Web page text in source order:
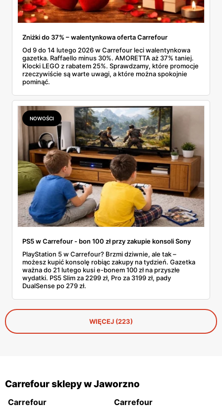
się usprawniać również swoje usługi informatyczne,
wymianę informacji itp.
Zniżki do 37% – walentynkowa oferta Carrefour
Od 9 do 14 lutego 2026 w Carrefour leci walentynkowa
gazetka. Raffaello minus 30%. AMORETTA aż 37% taniej.
Klocki LEGO z rabatem 25%. Sprawdzamy, które promocje
rzeczywiście są warte uwagi, a które można spokojnie
pominąć.
NOWOŚCI
PS5 w Carrefour - bon 100 zł przy zakupie konsoli Sony
PlayStation 5 w Carrefour? Brzmi dziwnie, ale tak –
możesz kupić konsolę robiąc zakupy na tydzień. Gazetka
ważna do 21 lutego kusi e-bonem 100 zł na przyszłe
wydatki. PS5 Slim za 2299 zł, Pro za 3199 zł, pady
DualSense po 279 zł.
WIĘCEJ (223)
Carrefour sklepy w Jaworzno
Carrefour Carrefour